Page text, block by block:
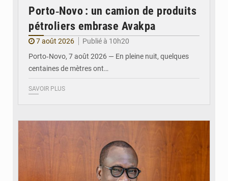
Porto‑Novo : un camion de produits
pétroliers embrase Avakpa
7 août 2026
Publié à 10h20
Porto‑Novo, 7 août 2026 — En pleine nuit, quelques
centaines de mètres ont…
SAVOIR PLUS